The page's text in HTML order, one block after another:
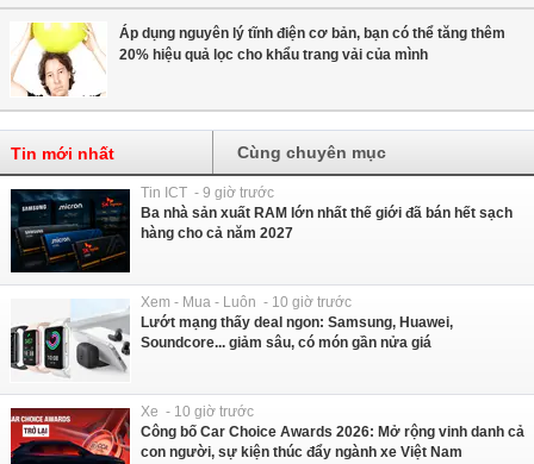
Áp dụng nguyên lý tĩnh điện cơ bản, bạn có thể tăng thêm
20% hiệu quả lọc cho khẩu trang vải của mình
Tin mới nhất Cùng chuyên mục
Tin ICT - 9 giờ trước
Ba nhà sản xuất RAM lớn nhất thế giới đã bán hết sạch
hàng cho cả năm 2027
Xem - Mua - Luôn - 10 giờ trước
Lướt mạng thấy deal ngon: Samsung, Huawei,
Soundcore... giảm sâu, có món gần nửa giá
Xe - 10 giờ trước
Công bố Car Choice Awards 2026: Mở rộng vinh danh cả
con người, sự kiện thúc đẩy ngành xe Việt Nam